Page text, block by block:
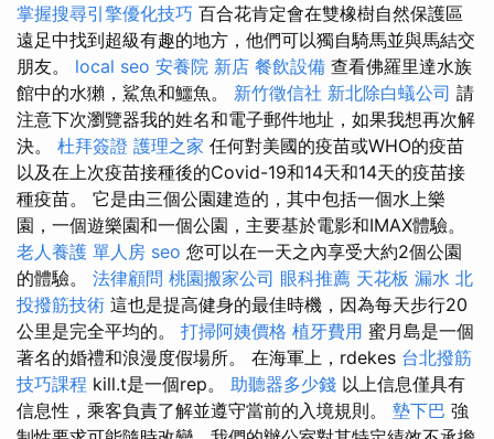
掌握搜尋引擎優化技巧 百合花肯定會在雙橡樹自然保護區
遠足中找到超級有趣的地方，他們可以獨自騎馬並與馬結交
朋友。 local seo 安養院 新店 餐飲設備 查看佛羅里達水族
館中的水獺，鯊魚和鱷魚。 新竹徵信社 新北除白蟻公司 請
注意下次瀏覽器我的姓名和電子郵件地址，如果我想再次解
決。 杜拜簽證 護理之家 任何對美國的疫苗或WHO的疫苗
以及在上次疫苗接種後的Covid-19和14天和14天的疫苗接
種疫苗。 它是由三個公園建造的，其中包括一個水上樂
園，一個遊樂園和一個公園，主要基於電影和IMAX體驗。
老人養護 單人房 seo 您可以在一天之內享受大約2個公園
的體驗。 法律顧問 桃園搬家公司 眼科推薦 天花板 漏水 北
投撥筋技術 這也是提高健身的最佳時機，因為每天步行20
公里是完全平均的。 打掃阿姨價格 植牙費用 蜜月島是一個
著名的婚禮和浪漫度假場所。 在海軍上，rdekes 台北撥筋
技巧課程 kill.t是一個rep。 助聽器多少錢 以上信息僅具有
信息性，乘客負責了解並遵守當前的入境規則。 墊下巴 強